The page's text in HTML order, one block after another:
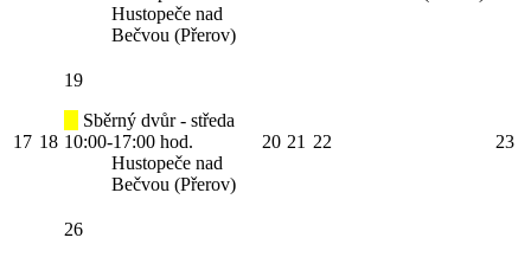
Hustopeče nad
Bečvou (Přerov)
17 18
19
Sběrný dvůr - středa
10:00-17:00 hod.
Hustopeče nad
Bečvou (Přerov)
20 21 22 23
26